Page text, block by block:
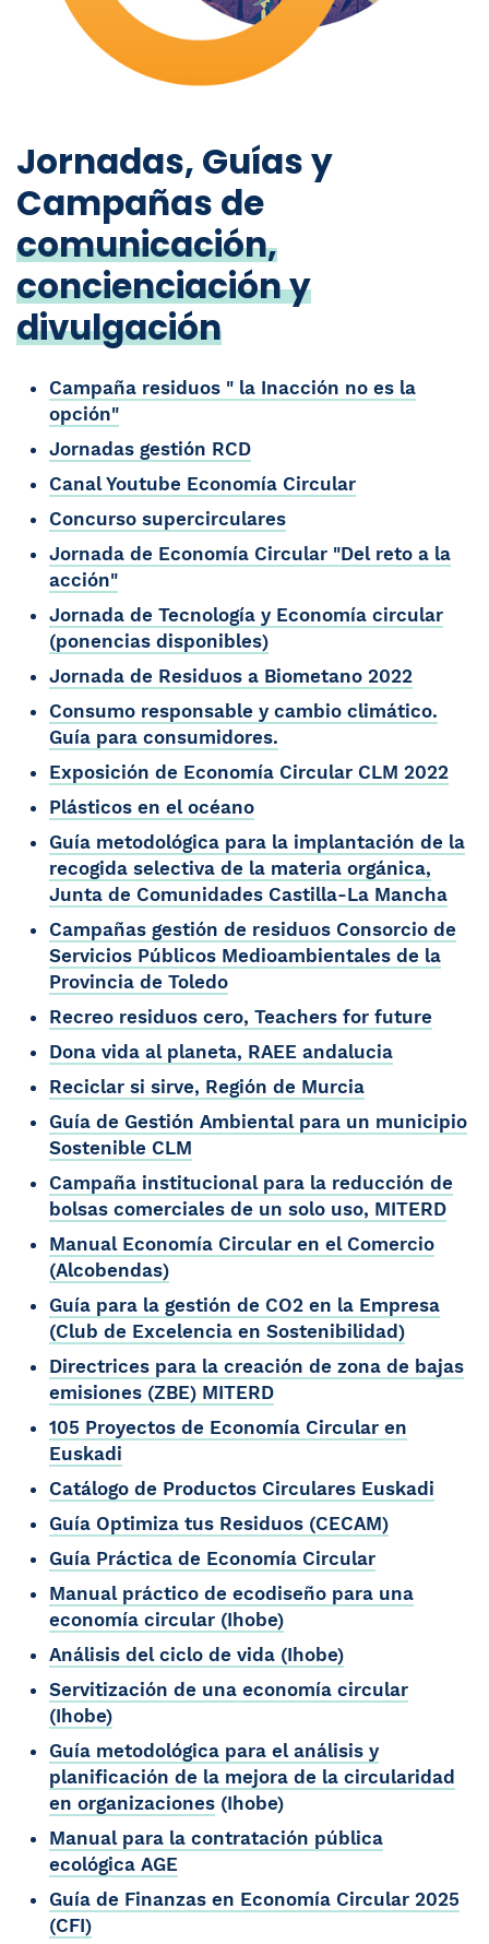
Jornadas, Guías y
Campañas de
comunicación,
concienciación y
divulgación
Campaña residuos " la Inacción no es la
opción"
Jornadas gestión RCD
Canal Youtube Economía Circular
Concurso supercirculares
Jornada de Economía Circular "Del reto a la
acción"
Jornada de Tecnología y Economía circular
(ponencias disponibles)
Jornada de Residuos a Biometano 2022
Consumo responsable y cambio climático.
Guía para consumidores.
Exposición de Economía Circular CLM 2022
Plásticos en el océano
Guía metodológica para la implantación de la
recogida selectiva de la materia orgánica,
Junta de Comunidades Castilla-La Mancha
Campañas gestión de residuos Consorcio de
Servicios Públicos Medioambientales de la
Provincia de Toledo
Recreo residuos cero, Teachers for future
Dona vida al planeta, RAEE andalucia
Reciclar si sirve, Región de Murcia
Guía de Gestión Ambiental para un municipio
Sostenible CLM
Campaña institucional para la reducción de
bolsas comerciales de un solo uso, MITERD
Manual Economía Circular en el Comercio
(Alcobendas)
Guía para la gestión de CO2 en la Empresa
(Club de Excelencia en Sostenibilidad)
Directrices para la creación de zona de bajas
emisiones (ZBE) MITERD
105 Proyectos de Economía Circular en
Euskadi
Catálogo de Productos Circulares Euskadi
Guía Optimiza tus Residuos (CECAM)
Guía Práctica de Economía Circular
Manual práctico de ecodiseño para una
economía circular (Ihobe)
Análisis del ciclo de vida (Ihobe)
Servitización de una economía circular
(Ihobe)
Guía metodológica para el análisis y
planificación de la mejora de la circularidad
en organizaciones (Ihobe)
Manual para la contratación pública
ecológica AGE
Guía de Finanzas en Economía Circular 2025
(CFI)